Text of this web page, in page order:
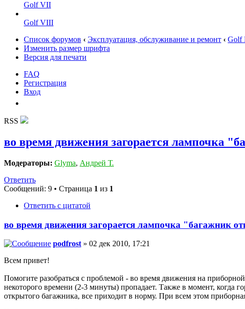
Golf VII
Golf VIII
Список форумов ‹ Эксплуатация, обслуживание и ремонт ‹ Golf
Изменить размер шрифта
Версия для печати
FAQ
Регистрация
Вход
RSS
во время движения загорается лампочка
Модераторы: Glyma, Андрей Т.
Ответить
Сообщений: 9 • Страница 1 из 1
Ответить с цитатой
во время движения загорается лампочка "багажник
podfrost » 02 дек 2010, 17:21
Всем привет!
Помогите разобраться с проблемой - во время движения на
некоторого времени (2-3 минуты) пропадает. Также в момент, когда
открытого багажника, все приходит в норму. При всем этом